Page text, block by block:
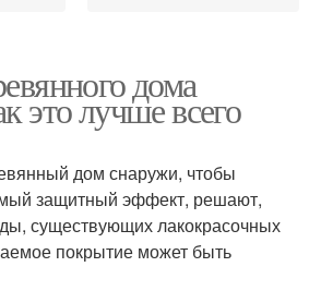
дома
это лучше всего
дом снаружи, чтобы
защитный эффект, решают,
существующих лакокрасочных
покрытие может быть